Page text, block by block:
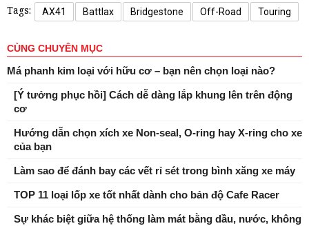
Tags: AX41 Battlax Bridgestone Off-Road Touring
CÙNG CHUYÊN MỤC
Má phanh kim loại với hữu cơ – bạn nên chọn loại nào?
[Ý tưởng phục hồi] Cách dễ dàng lắp khung lên trên động
cơ
Hướng dẫn chọn xích xe Non-seal, O-ring hay X-ring cho xe
của bạn
Làm sao để đánh bay các vết rỉ sét trong bình xăng xe máy
TOP 11 loại lốp xe tốt nhất dành cho bản độ Cafe Racer
Sự khác biệt giữa hệ thống làm mát bằng dầu, nước, không